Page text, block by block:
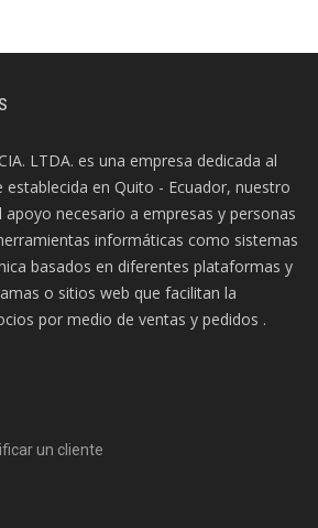
LTDA. es una empresa dedicada al
en Quito - Ecuador, nuestro
necesario a empresas y personas
informáticas como sistemas
basados en diferentes plataformas y
o sitios web que facilitan la
por medio de ventas y pedidos .
un cliente